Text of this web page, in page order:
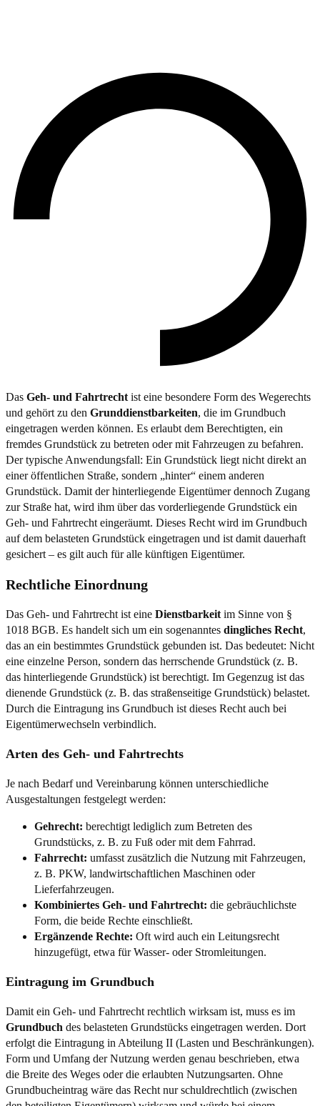
Das Geh- und Fahrtrechtist eine besondere Form des Wegerechts
und gehört zu den Grunddienstbarkeiten, die im Grundbuch
eingetragen werden können. Es erlaubt dem Berechtigten, ein
fremdes Grundstück zu betreten oder mit Fahrzeugen zu befahren.
Der typische Anwendungsfall: Ein Grundstück liegt nicht direkt an
einer öffentlichen Straße, sondern „hinter“ einem anderen
Grundstück. Damit der hinterliegende Eigentümer dennoch Zugang
zur Straße hat, wird ihm über das vorderliegende Grundstück ein
Geh- und Fahrtrecht eingeräumt. Dieses Recht wird im Grundbuch
auf dem belasteten Grundstück eingetragen und ist damit dauerhaft
gesichert – es gilt auch für alle künftigen Eigentümer.
Rechtliche Einordnung
Das Geh- und Fahrtrecht ist eine Dienstbarkeit im Sinne von §
1018 BGB. Es handelt sich um ein sogenanntes dingliches Recht,
das an ein bestimmtes Grundstück gebunden ist. Das bedeutet: Nicht
eine einzelne Person, sondern das herrschende Grundstück (z. B.
das hinterliegende Grundstück) ist berechtigt. Im Gegenzug ist das
dienende Grundstück (z. B. das straßenseitige Grundstück) belastet.
Durch die Eintragung ins Grundbuch ist dieses Recht auch bei
Eigentümerwechseln verbindlich.
Arten des Geh- und Fahrtrechts
Je nach Bedarf und Vereinbarung können unterschiedliche
Ausgestaltungen festgelegt werden:
Gehrecht: berechtigt lediglich zum Betreten des
Grundstücks, z. B. zu Fuß oder mit dem Fahrrad.
Fahrrecht: umfasst zusätzlich die Nutzung mit Fahrzeugen,
z. B. PKW, landwirtschaftlichen Maschinen oder
Lieferfahrzeugen.
Kombiniertes Geh- und Fahrtrecht: die gebräuchlichste
Form, die beide Rechte einschließt.
Ergänzende Rechte: Oft wird auch ein Leitungsrecht
hinzugefügt, etwa für Wasser- oder Stromleitungen.
Eintragung im Grundbuch
Damit ein Geh- und Fahrtrecht rechtlich wirksam ist, muss es im
Grundbuch des belasteten Grundstücks eingetragen werden. Dort
erfolgt die Eintragung in Abteilung II (Lasten und Beschränkungen).
Form und Umfang der Nutzung werden genau beschrieben, etwa
die Breite des Weges oder die erlaubten Nutzungsarten. Ohne
Grundbucheintrag wäre das Recht nur schuldrechtlich (zwischen